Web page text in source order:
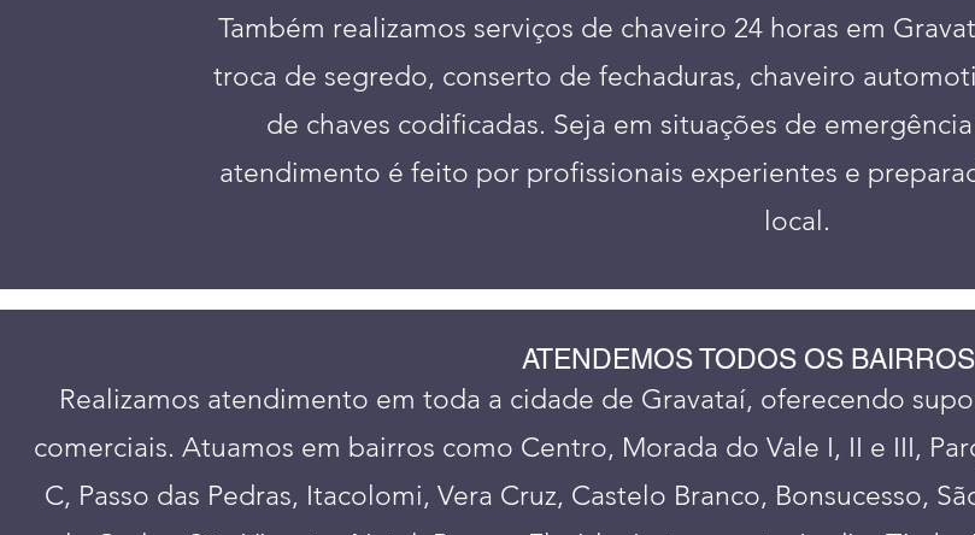
Também realizamos serviços de chaveiro 24 horas em
troca de segredo, conserto de fechaduras, chaveiro
de chaves codificadas. Seja em situações de
atendimento é feito por profissionais experientes e
local.
ATENDEMOS TODOS OS
Realizamos atendimento em toda a cidade de Gravataí, oferecendo
comerciais. Atuamos em bairros como Centro, Morada do Vale I, II e III,
C, Passo das Pedras, Itacolomi, Vera Cruz, Castelo Branco, Bonsucesso,